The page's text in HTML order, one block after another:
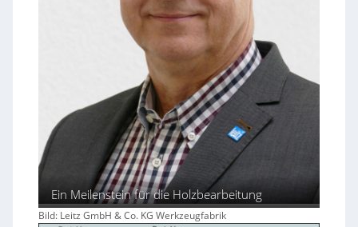
Ein Meilenstein für die Holzbearbeitung
Bild: Leitz GmbH & Co. KG Werkzeugfabrik